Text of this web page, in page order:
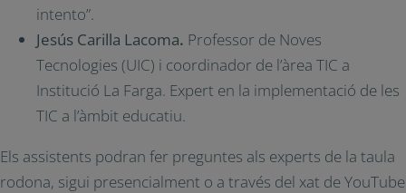
intento”.
Jesús Carilla Lacoma. Professor de Noves
Tecnologies (UIC) i coordinador de l’àrea TIC a
Institució La Farga. Expert en la implementació de les
TIC a l’àmbit educatiu.
Els assistents podran fer preguntes als experts de la taula
rodona, sigui presencialment o a través del xat de YouTube